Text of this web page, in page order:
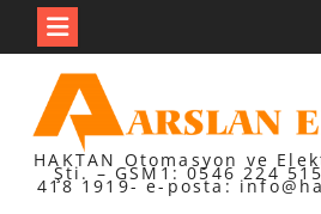
content
HAKTAN Otomasyon ve
Şti. – GSM1: 0546 224
418 1919- e-posta: